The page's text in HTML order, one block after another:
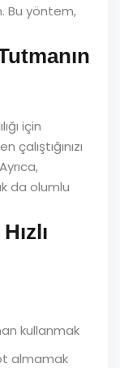
Bu yöntem,
için
da olumlu
kullanmak
almamak